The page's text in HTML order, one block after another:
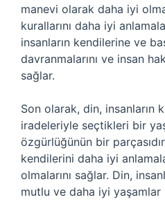
manevi olarak daha iyi
kurallarını daha iyi
insanların kendilerine ve
davranmalarını ve insan
sağlar.
Son olarak, din, insanların
iradeleriyle seçtikleri bir
özgürlüğünün bir
kendilerini daha iyi
olmalarını sağlar. Din,
mutlu ve daha iyi yaşamlar